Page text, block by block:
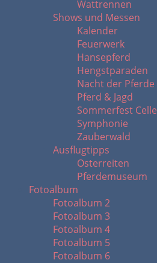
Wattrennen
Shows und Messen
Kalender
Feuerwerk
Hansepferd
Hengstparaden
Nacht der Pferde
Pferd & Jagd
Sommerfest Celle
Symphonie
Zauberwald
Ausflugtipps
Osterreiten
Pferdemuseum
Fotoalbum
Fotoalbum 2
Fotoalbum 3
Fotoalbum 4
Fotoalbum 5
Fotoalbum 6